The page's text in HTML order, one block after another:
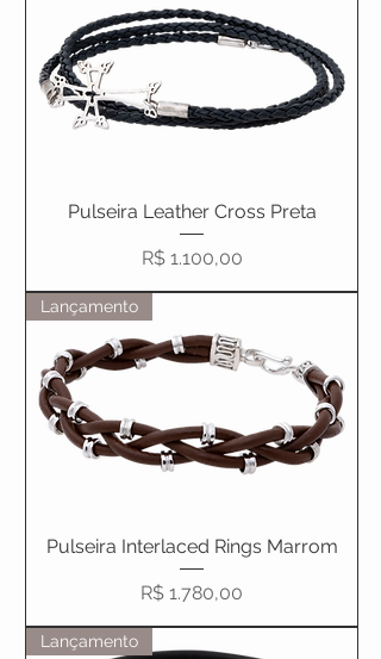
Pulseira Leather Cross Preta
Preço
R$ 1.100,00
Lançamento
Pulseira Interlaced Rings Marrom
Preço
R$ 1.780,00
Lançamento